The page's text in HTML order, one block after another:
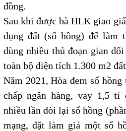
đồng.
Sau khi được bà HLK giao
dụng đất (sổ hồng) để làm
dùng nhiều thủ đoạn gian
toàn bộ diện tích 1.300 m2
Năm 2021, Hòa đem sổ
chấp ngân hàng, vay 1,5
nhiều lần đòi lại sổ hồng
mạng, đặt làm giả một sổ